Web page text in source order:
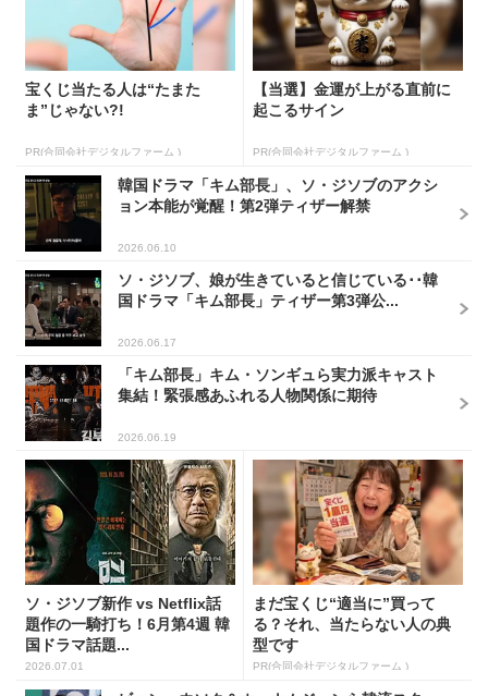
宝くじ当たる人は“たまた
ま”じゃない?!
PR(合同会社デジタルファーム )
【当選】金運が上がる直前に
起こるサイン
PR(合同会社デジタルファーム )
韓国ドラマ「キム部長」、ソ・ジソブのアクシ
ョン本能が覚醒！第2弾ティザー解禁
2026.06.10
ソ・ジソブ、娘が生きていると信じている･･韓
国ドラマ「キム部長」ティザー第3弾公...
2026.06.17
「キム部長」キム・ソンギュら実力派キャスト
集結！緊張感あふれる人物関係に期待
2026.06.19
ソ・ジソブ新作 vs Netflix話
題作の一騎打ち！6月第4週 韓
国ドラマ話題...
2026.07.01
まだ宝くじ“適当に”買って
る？それ、当たらない人の典
型です
PR(合同会社デジタルファーム )